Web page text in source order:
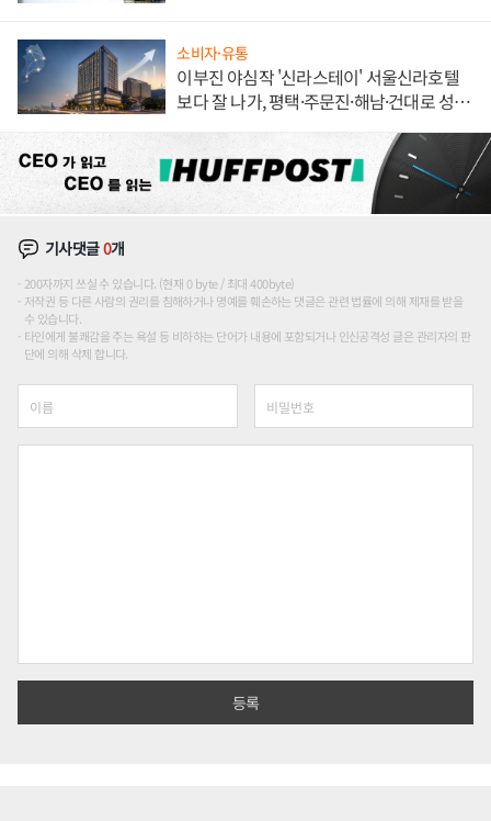
소비자·유통
이부진 야심작 '신라스테이' 서울신라호텔
보다 잘 나가, 평택·주문진·해남·건대로 성
기사댓글0개
200자까지 쓰실 수 있습니다. (현재 0 byte / 최대 400byte)
저작권 등 다른 사람의 권리를 침해하거나 명예를 훼손하는 댓글은 관련 법률에 의해 제재를 받을
수 있습니다.
타인에게 불쾌감을 주는 욕설 등 비하하는 단어가 내용에 포함되거나 인신공격성 글은 관리자의 판
단에 의해 삭제 합니다.